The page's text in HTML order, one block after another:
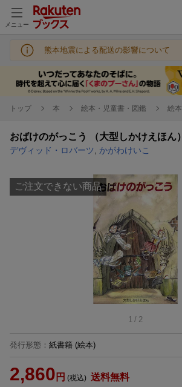
メニュー
熊本地震による配送の影響について
トップ 本 絵本・児童書・図鑑 絵本
おばけのがっこう （大型しかけえほん）
デヴィッド・ロバーツ かがわけいこ
ご注文できない商品
1 / 2
発行形態 ： 紙書籍 (絵本)
2,860 円 (税込) 送料無料